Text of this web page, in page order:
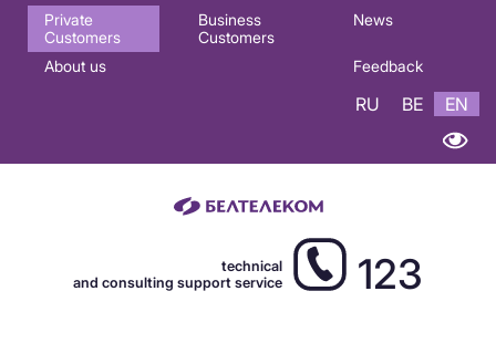
Основная
навигация
Private
Customers
Business
Customers
News
About us Feedback
RU BE EN
technical
and consulting support service
123